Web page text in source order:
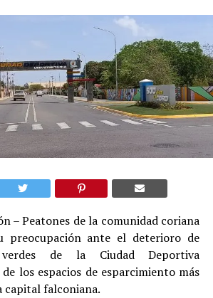
– Peatones de la comunidad coriana
preocupación ante el deterioro de
de la Ciudad Deportiva
los espacios de esparcimiento más
capital falconiana.